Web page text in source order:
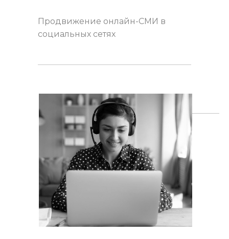
Продвижение онлайн-СМИ в
социальных сетях